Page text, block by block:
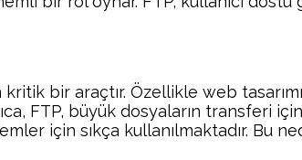
bir araçtır. Özellikle web
FTP, büyük dosyaların transferi
için sıkça kullanılmaktadır. Bu